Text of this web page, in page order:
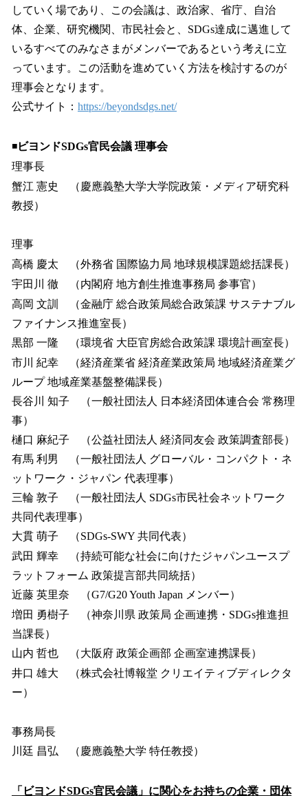
していく場であり、この会議は、政治家、省庁、自治
体、企業、研究機関、市民社会と、SDGs達成に邁進して
いるすべてのみなさまがメンバーであるという考えに立
っています。この活動を進めていく方法を検討するのが
理事会となります。
公式サイト： https://beyondsdgs.net/
◾️ビヨンドSDGs官民会議 理事会
理事長
蟹江 憲史 （慶應義塾大学大学院政策・メディア研究科
教授）
理事
高橋 慶太 （外務省 国際協力局 地球規模課題総括課長）
宇田川 徹 （内閣府 地方創生推進事務局 参事官）
高岡 文訓 （金融庁 総合政策局総合政策課 サステナブル
ファイナンス推進室長）
黒部 一隆 （環境省 大臣官房総合政策課 環境計画室長）
市川 紀幸 （経済産業省 経済産業政策局 地域経済産業グ
ループ 地域産業基盤整備課長）
長谷川 知子 （一般社団法人 日本経済団体連合会 常務理
事）
樋口 麻紀子 （公益社団法人 経済同友会 政策調査部長）
有馬 利男 （一般社団法人 グローバル・コンパクト・ネ
ットワーク・ジャパン 代表理事）
三輪 敦子 （一般社団法人 SDGs市民社会ネットワーク
共同代表理事）
大貫 萌子 （SDGs-SWY 共同代表）
武田 輝幸 （持続可能な社会に向けたジャパンユースプ
ラットフォーム 政策提言部共同統括）
近藤 英里奈 （G7/G20 Youth Japan メンバー）
増田 勇樹子 （神奈川県 政策局 企画連携・SDGs推進担
当課長）
山内 哲也 （大阪府 政策企画部 企画室連携課長）
井口 雄大 （株式会社博報堂 クリエイティブディレクタ
ー）
事務局長
川廷 昌弘 （慶應義塾大学 特任教授）
「ビヨンドSDGs官民会議」に関心をお持ちの企業・団体